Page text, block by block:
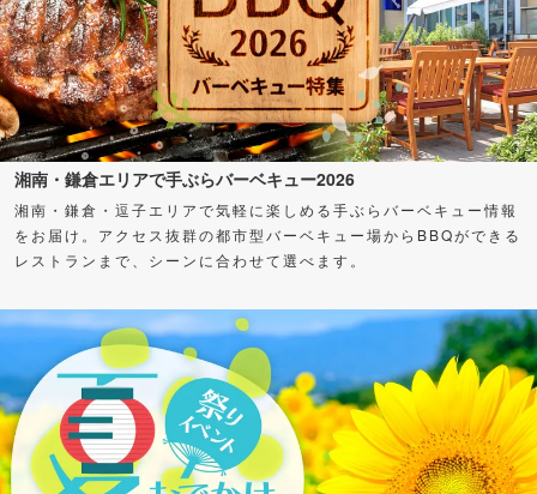
湘南・鎌倉エリアで手ぶらバーベキュー2026
湘南・鎌倉・逗子エリアで気軽に楽しめる手ぶらバーベキュー情報
をお届け。アクセス抜群の都市型バーベキュー場からBBQができる
レストランまで、シーンに合わせて選べます。